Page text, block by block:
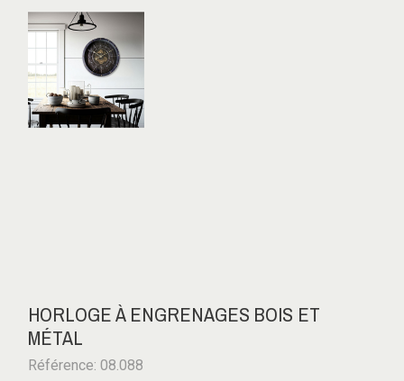
HORLOGE À ENGRENAGES BOIS ET
MÉTAL
Référence: 08.088